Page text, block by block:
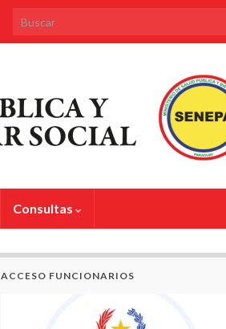
Search for:
Consultas
ACCESO FUNCIONARIOS